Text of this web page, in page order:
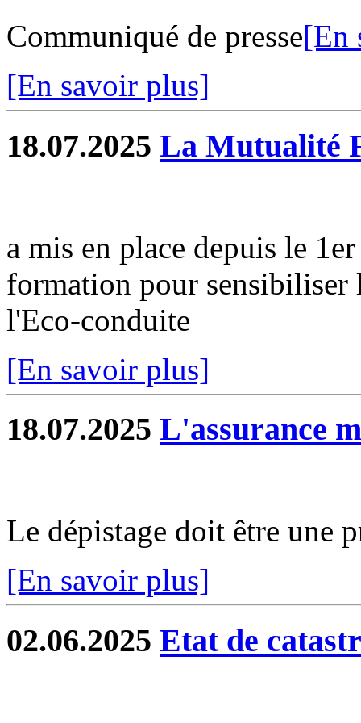
Communiqué de presse[En
[En savoir plus]
18.07.2025 La Mutualité
a mis en place depuis le
formation pour sensibiliser
l'Eco-conduite
[En savoir plus]
18.07.2025 L'assurance
Le dépistage doit être une
[En savoir plus]
02.06.2025 Etat de